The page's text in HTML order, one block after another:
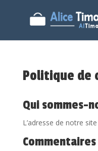
Politique de
Qui sommes-
L’adresse de notre
Commentaires